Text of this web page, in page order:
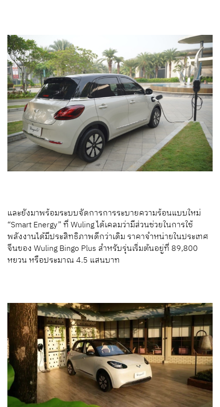
และยังมาพร้อมระบบจัดการการระบายความร้อนแบบใหม่
“Smart Energy” ที่ Wuling ได้เคลมว่ามีส่วนช่วยในการใช้
พลังงานได้มีประสิทธิภาพดีกว่าเดิม ราคาจำหน่ายในประเทศ
จีนของ Wuling Bingo Plus สำหรับรุ่นเริ่มต้นอยู่ที่ 89,800
หยวน หรือประมาณ 4.5 แสนบาท